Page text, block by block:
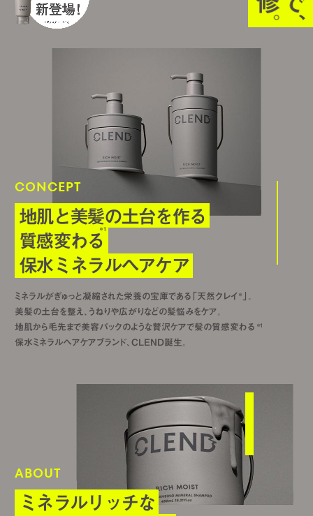
CONCEPT
地肌と美髪の土台を作る
質感変わる
＊1
保水ミネラルヘアケア
ミネラルがぎゅっと凝縮された栄養の宝庫である「天然クレイ ＊
美髪の土台を整え、うねりや広がりなどの髪悩みをケア。
地肌から毛先まで美容パックのような贅沢ケアで髪の質感変わる ＊1
保水ミネラルヘアケアブランド、CLEND誕生。
ABOUT
ミネラルリッチな